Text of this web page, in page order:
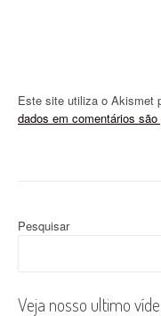
Este site utiliza o Akismet
dados em comentários
Pesquisar
Veja nosso ultimo